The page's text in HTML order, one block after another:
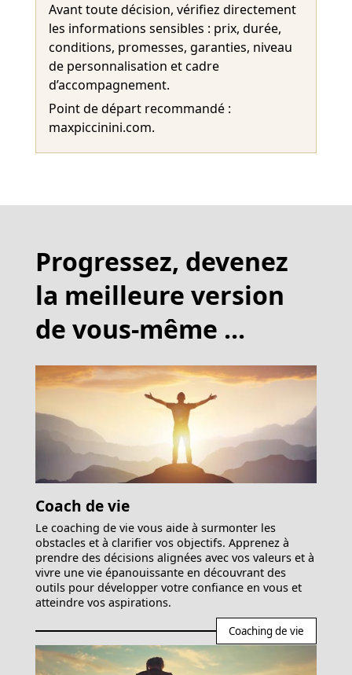
Avant toute décision, vérifiez directement
les informations sensibles : prix, durée,
conditions, promesses, garanties, niveau
de personnalisation et cadre
d’accompagnement.
Point de départ recommandé :
maxpiccinini.com.
Progressez, devenez
la meilleure version
de vous-même ...
Coach de vie
Le coaching de vie vous aide à surmonter les
obstacles et à clarifier vos objectifs. Apprenez à
prendre des décisions alignées avec vos valeurs et à
vivre une vie épanouissante en découvrant des
outils pour développer votre confiance en vous et
atteindre vos aspirations.
Coaching de vie